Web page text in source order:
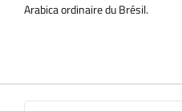
Arabica ordinaire du Brésil.